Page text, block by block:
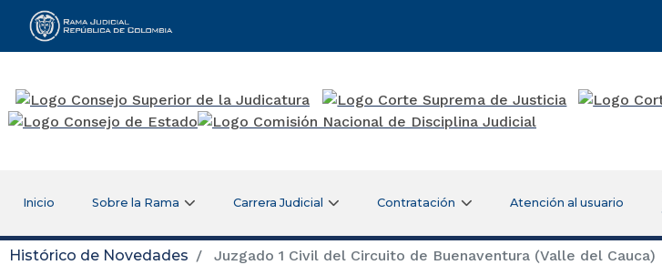
Rama Judicial
Inicio Sobre la Rama Carrera Judicial Contratación Atención al usuario
Histórico de Novedades Juzgado 1 Civil del Circuito de Buenaventura (Valle del Cauca)